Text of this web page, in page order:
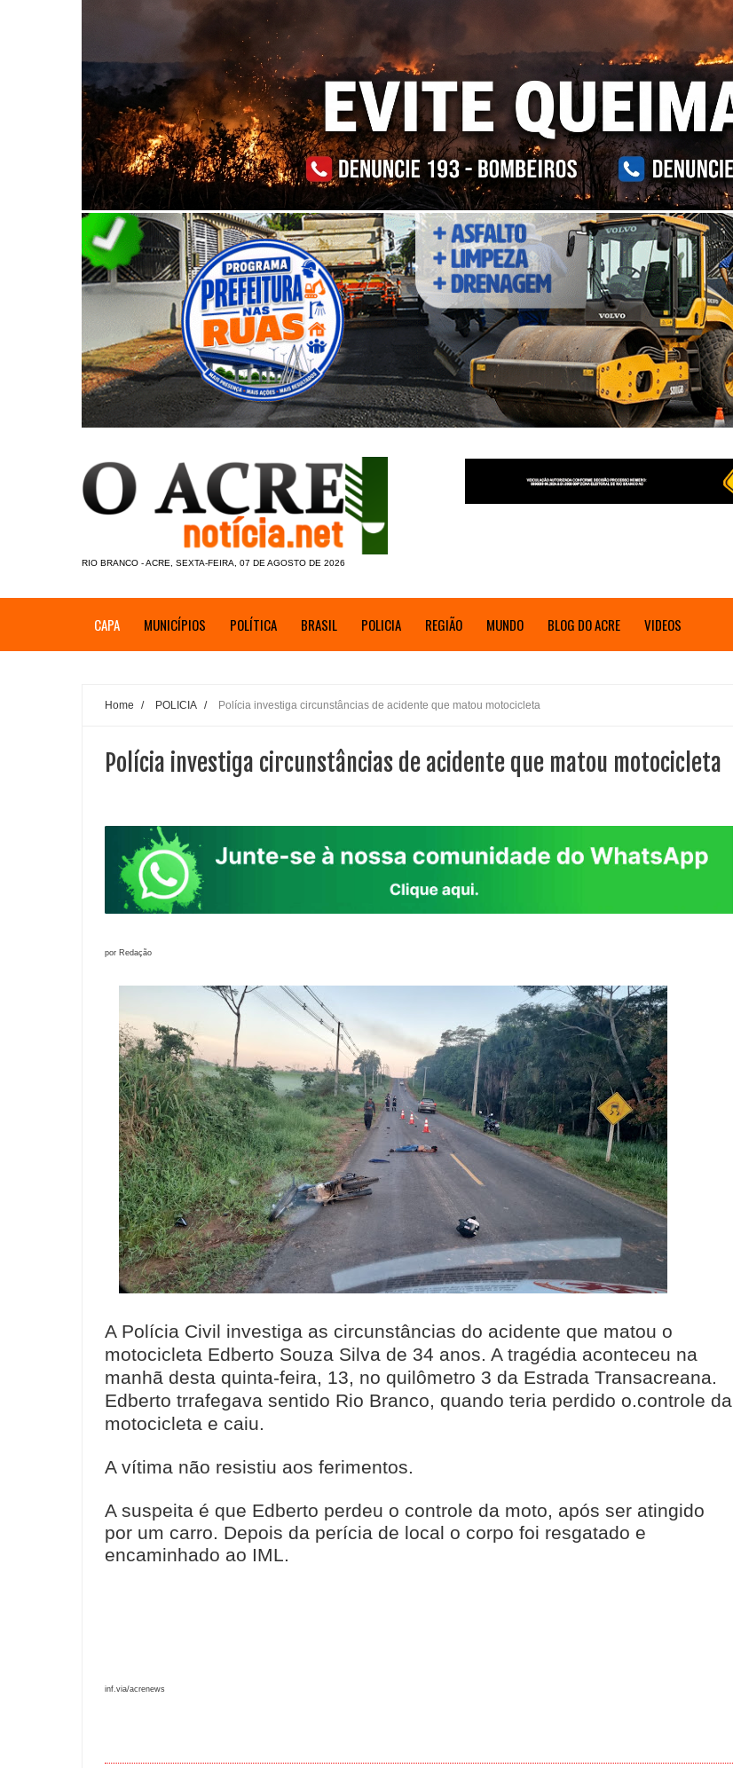
RIO BRANCO - ACRE, SEXTA-FEIRA, 07 DE AGOSTO DE 2026
CAPA MUNICÍPIOS POLÍTICA BRASIL POLICIA REGIÃO MUNDO BLOG DO ACRE VIDEOS
Home / POLICIA / Polícia investiga circunstâncias de acidente que matou motocicleta
Polícia investiga circunstâncias de acidente que matou motocicleta
por Redação
A Polícia Civil investiga as circunstâncias do acidente que matou o
motocicleta Edberto Souza Silva de 34 anos. A tragédia aconteceu na
manhã desta quinta-feira, 13, no quilômetro 3 da Estrada Transacreana.
Edberto trrafegava sentido Rio Branco, quando teria perdido o.controle da
motocicleta e caiu.
A vítima não resistiu aos ferimentos.
A suspeita é que Edberto perdeu o controle da moto, após ser atingido
por um carro. Depois da perícia de local o corpo foi resgatado e
encaminhado ao IML.
inf.via/acrenews